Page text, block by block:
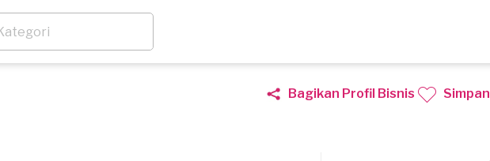
Bagikan Profil Bisnis Simpan